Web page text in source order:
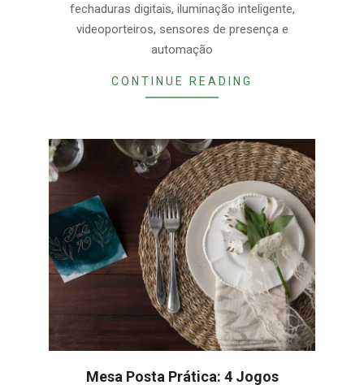
fechaduras digitais, iluminação inteligente,
videoporteiros, sensores de presença e
automação
CONTINUE READING
Mesa Posta Prática: 4 Jogos